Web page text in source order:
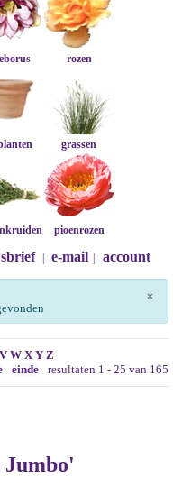
rozen
grassen
pioenrozen
e-mail account
×
V W X Y Z
resultaten 1 - 25 van 165
einde